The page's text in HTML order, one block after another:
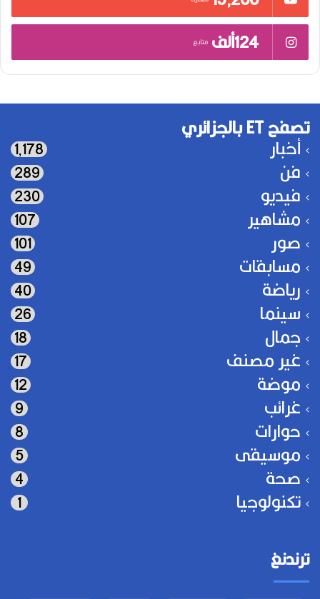
124ألف متابع
تصفح ET بالجزائري
أخبار 1٬178
فن 289
فيديو 230
مشاهير 107
صور 101
مسابقات 49
رياضة 40
سينما 26
جمال 18
غير مصنف 17
موضة 12
غرائب 9
حوارات 8
موسيقى 5
صحة 4
تكنولوجيا 1
ترندنغ